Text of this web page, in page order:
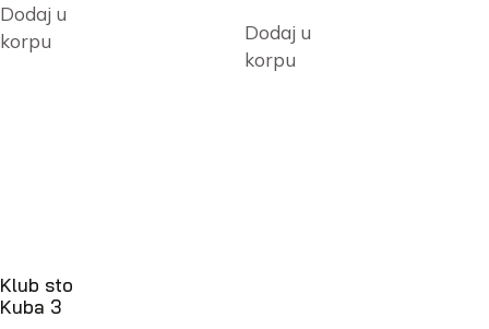
Dodaj u
korpu
Dodaj u
korpu
Klub sto
Kuba 3